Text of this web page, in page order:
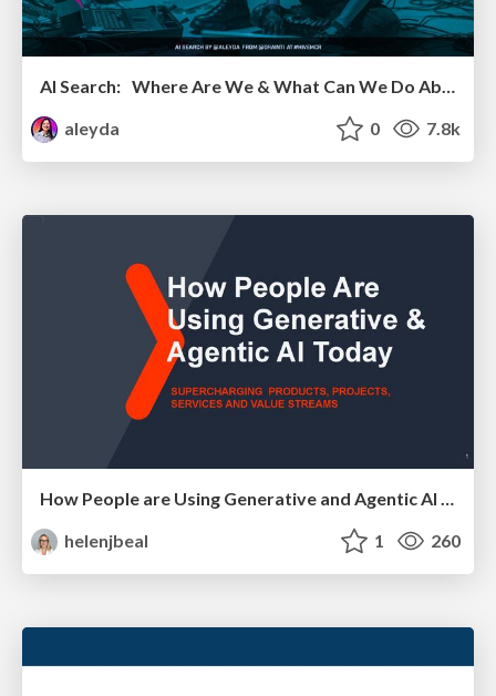
AI Search: Where Are We & What Can We Do About It?
aleyda
0 7.8k
How People are Using Generative and Agentic AI to Supercharge Their Products, Projects, Services and Value Streams Today
helenjbeal
1 260